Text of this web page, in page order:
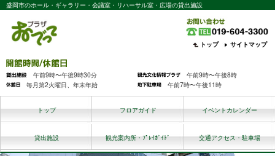
盛岡市のホール・ギャラリー・会議室・リハーサル室・広場の貸出施設
午前9時〜午後9時30分
毎月第2火曜日、年末年始
午前9時〜午後8時
午前7時〜午後11時
トップ サイトマップ
トップ フロアガイド イベントカレンダー
貸出施設 観光案内所・ﾌﾟﾚｲｶﾞｲﾄﾞ 交通アクセス・駐車場